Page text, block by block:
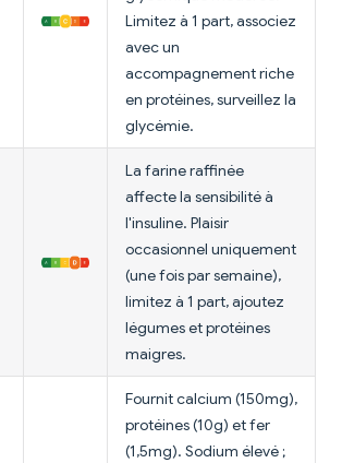
Limitez à 1 part, associez
avec un
accompagnement riche
en protéines, surveillez la
glycémie.
La farine raffinée
affecte la sensibilité à
l'insuline. Plaisir
occasionnel uniquement
(une fois par semaine),
limitez à 1 part, ajoutez
légumes et protéines
maigres.
Fournit calcium (150mg),
protéines (10g) et fer
(1,5mg). Sodium élevé ;